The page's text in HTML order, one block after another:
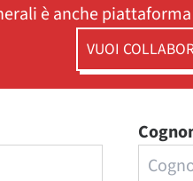
è anche
VUOI